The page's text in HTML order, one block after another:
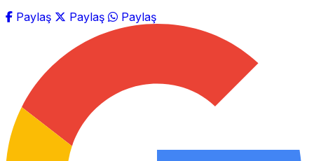
Paylaş Paylaş Paylaş